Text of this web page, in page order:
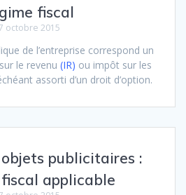
fiscal
octobre 2015
de l’entreprise correspond un
le revenu (IR) ou impôt sur les
assorti d’un droit d’option.
publicitaires :
applicable